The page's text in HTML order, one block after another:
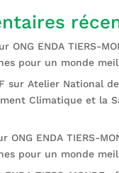
ONG ENDA TIERS-
pour un monde
sur Atelier National
Climatique et la
ONG ENDA TIERS-
pour un monde